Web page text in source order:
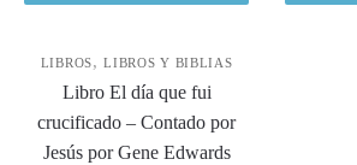
LIBROS,LIBROS Y BIBLIAS
Libro El día que fui
crucificado – Contado por
Jesús por Gene Edwards